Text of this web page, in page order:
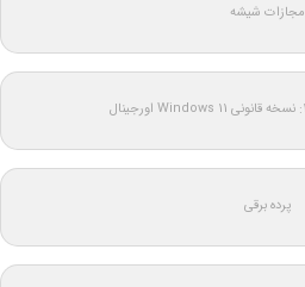
مجازات شیشه
پرده برقی